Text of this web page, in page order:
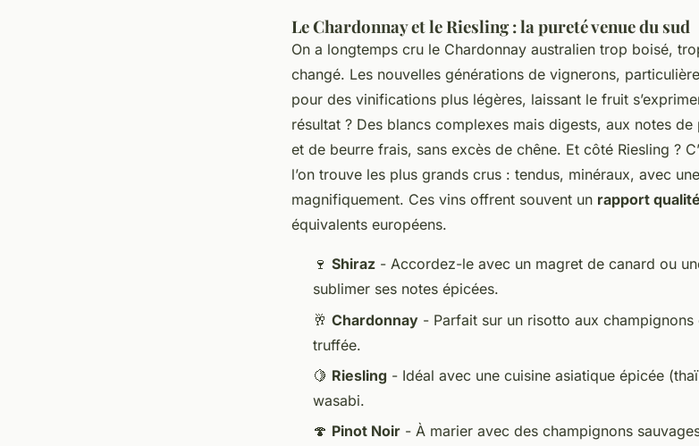
Le Chardonnay et le Riesling : la pureté venue du sud
On a longtemps cru le Chardonnay australien trop boisé,
changé. Les nouvelles générations de vignerons,
pour des vinifications plus légères, laissant le fruit
résultat ? Des blancs complexes mais digests, aux notes
et de beurre frais, sans excès de chêne. Et côté Riesling ?
l’on trouve les plus grands crus : tendus, minéraux, avec
magnifiquement. Ces vins offrent souvent un rapport
équivalents européens.
🍷 Shiraz - Accordez-le avec un magret de canard ou
sublimer ses notes épicées.
🥂 Chardonnay - Parfait sur un risotto aux
truffée.
🍋 Riesling - Idéal avec une cuisine asiatique épicée
wasabi.
🍄 Pinot Noir - À marier avec des champignons